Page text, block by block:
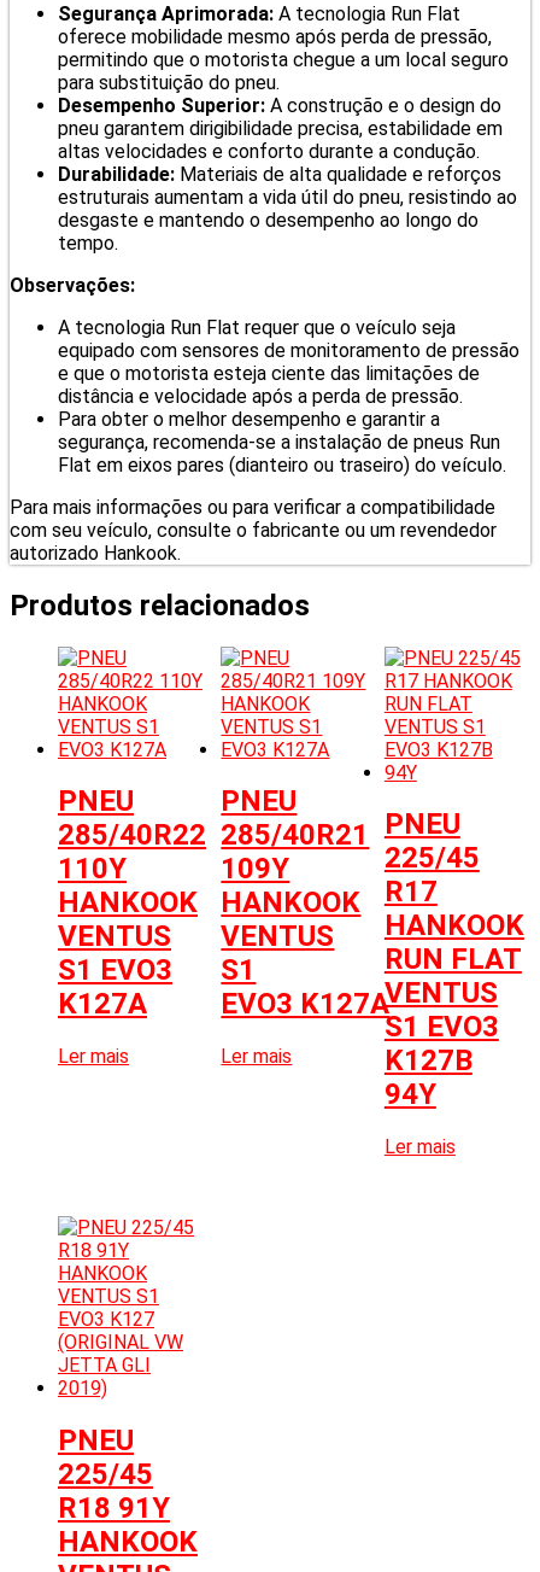
Segurança Aprimorada: A tecnologia Run Flat
oferece mobilidade mesmo após perda de pressão,
permitindo que o motorista chegue a um local seguro
para substituição do pneu.
Desempenho Superior: A construção e o design do
pneu garantem dirigibilidade precisa, estabilidade em
altas velocidades e conforto durante a condução.
Durabilidade: Materiais de alta qualidade e reforços
estruturais aumentam a vida útil do pneu, resistindo ao
desgaste e mantendo o desempenho ao longo do
tempo.
Observações:
A tecnologia Run Flat requer que o veículo seja
equipado com sensores de monitoramento de pressão
e que o motorista esteja ciente das limitações de
distância e velocidade após a perda de pressão.
Para obter o melhor desempenho e garantir a
segurança, recomenda-se a instalação de pneus Run
Flat em eixos pares (dianteiro ou traseiro) do veículo.
Para mais informações ou para verificar a compatibilidade
com seu veículo, consulte o fabricante ou um revendedor
autorizado Hankook.
Produtos relacionados
PNEU
285/40R22
110Y
HANKOOK
VENTUS
S1 EVO3
K127A
Ler mais
PNEU
285/40R21
109Y
HANKOOK
VENTUS
S1
EVO3 K127A
Ler mais
PNEU
225/45
R17
HANKOOK
RUN FLAT
VENTUS
S1 EVO3
K127B
94Y
Ler mais
PNEU
225/45
R18 91Y
HANKOOK